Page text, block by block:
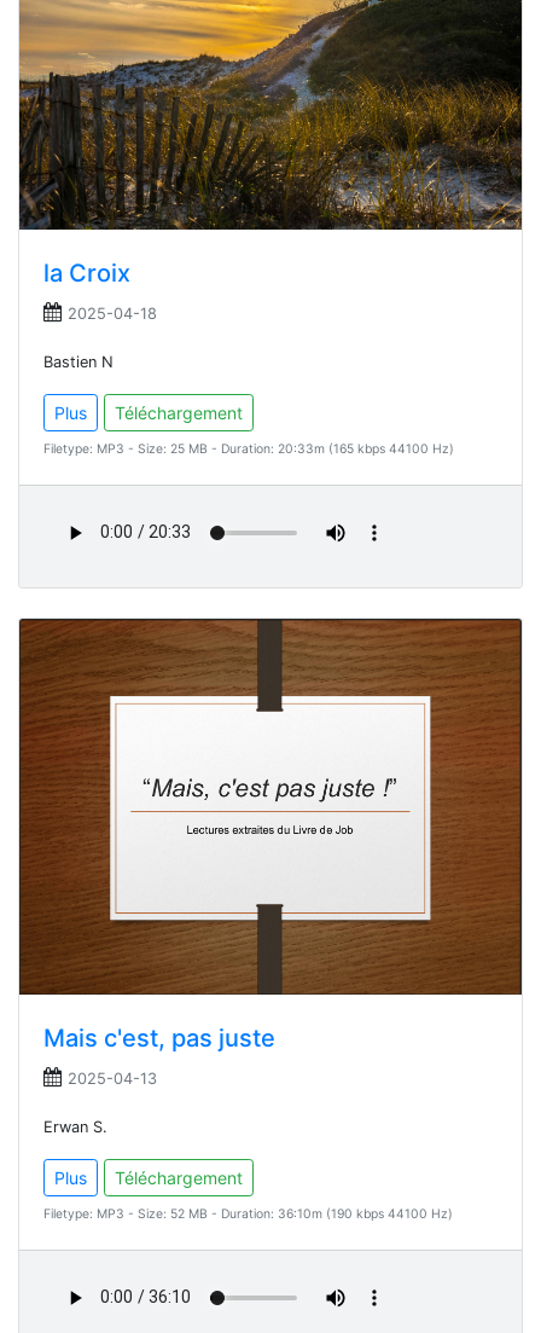
la Croix
2025-04-18
Bastien N
Plus Téléchargement
Filetype: MP3 - Size: 25 MB - Duration: 20:33m (165 kbps 44100 Hz)
Mais c'est, pas juste
2025-04-13
Erwan S.
Plus Téléchargement
Filetype: MP3 - Size: 52 MB - Duration: 36:10m (190 kbps 44100 Hz)